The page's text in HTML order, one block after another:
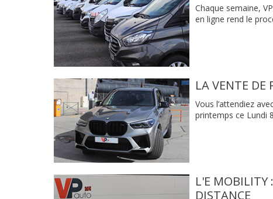
Chaque semaine,
en ligne rend le
LA VENTE DE
Vous l’attendiez
printemps ce Lundi
L'E MOBILITY
DISTANCE